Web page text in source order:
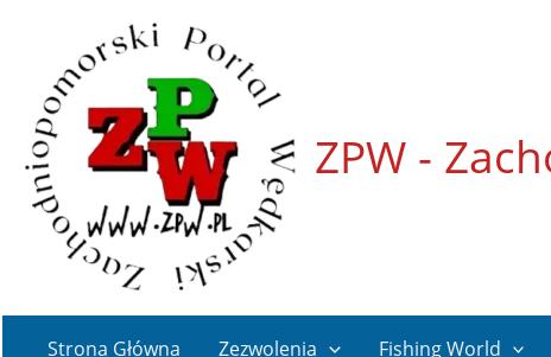
ZPW -
Strona Główna Zezwolenia Fishing World